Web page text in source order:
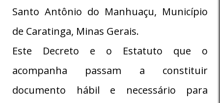
Santo Antônio do Manhuaçu, Município
de Caratinga, Minas Gerais.
Este Decreto e o Estatuto que o
acompanha passam a constituir
documento hábil e necessário para